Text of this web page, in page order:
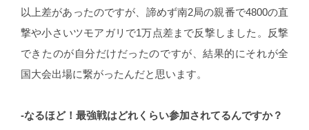
以上差があったのですが、諦めず南2局の親番で4800の直
撃や小さいツモアガリで1万点差まで反撃しました。反撃
できたのが自分だけだったのですが、結果的にそれが全
国大会出場に繋がったんだと思います。
-なるほど！最強戦はどれくらい参加されてるんですか？